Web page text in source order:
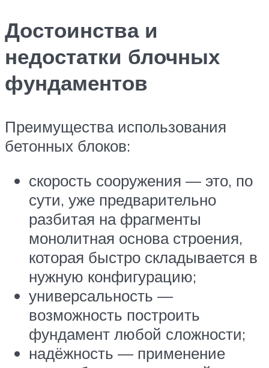
Достоинства и
недостатки блочных
фундаментов
Преимущества использования
бетонных блоков:
скорость сооружения — это, по
сути, уже предварительно
разбитая на фрагменты
монолитная основа строения,
которая быстро складывается в
нужную конфигурацию;
универсальность —
возможность построить
фундамент любой сложности;
надёжность — применение